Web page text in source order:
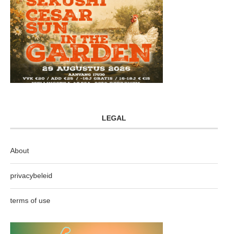
LEGAL
About
privacybeleid
terms of use